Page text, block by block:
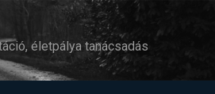
életpálya tanácsadás